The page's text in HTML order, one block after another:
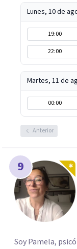
Lunes, 10 de
19:00
22:00
Martes, 11 de
00:00
Anterior
9
Soy Pamela,